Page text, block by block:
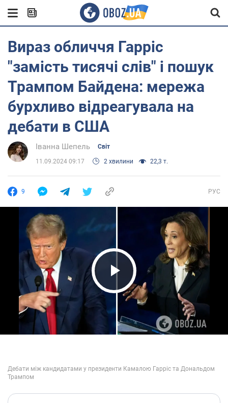
Вираз обличчя Гарріс
"замість тисячі слів" і пошук
Трампом Байдена: мережа
бурхливо відреагувала на
дебати в США
Іванна Шепель Світ
11.09.2024 09:17 2 хвилини 22,3 т.
9 РУС
Play Video